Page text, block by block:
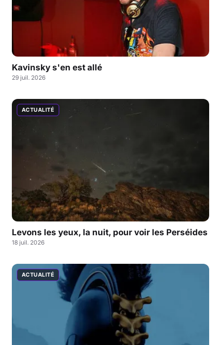
Kavinsky s'en est allé
29 juil. 2026
ACTUALITÉ
Levons les yeux, la nuit, pour voir les Perséides
18 juil. 2026
ACTUALITÉ